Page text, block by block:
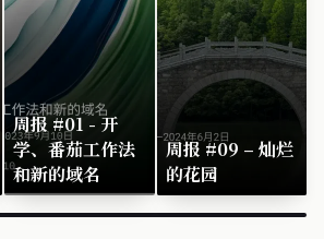
周报 #01 - 开
学、番茄工作法
和新的域名
周报 #09 – 灿烂
的花园